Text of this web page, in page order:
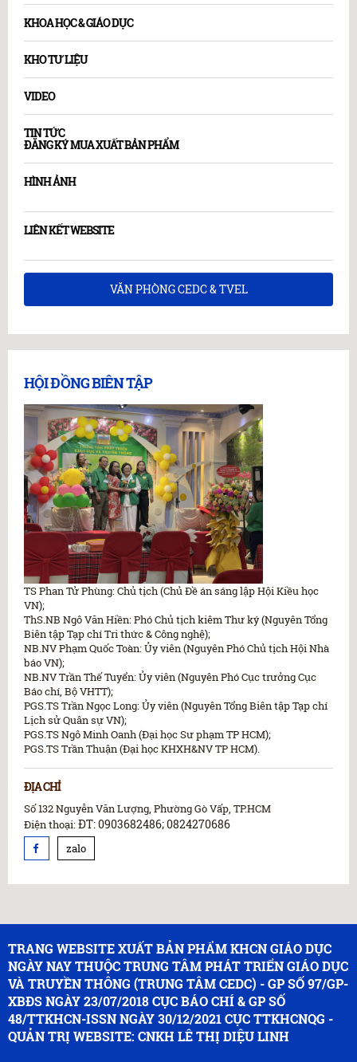
KHOA HỌC & GIÁO DỤC
KHO TƯ LIỆU
VIDEO
TIN TỨC
ĐĂNG KÝ MUA XUẤT BẢN PHẨM
HÌNH ẢNH
LIÊN KẾT WEBSITE
VĂN PHÒNG CEDC & TVEL
HỘI ĐỒNG BIÊN TẬP
TS Phan Tử Phùng: Chủ tịch (Chủ Đề án sáng lập Hội Kiều học
VN);
ThS.NB Ngô Văn Hiền: Phó Chủ tịch kiêm Thư ký (Nguyên Tổng
Biên tập Tạp chí Tri thức & Công nghệ);
NB.NV Phạm Quốc Toàn: Ủy viên (Nguyên Phó Chủ tịch Hội Nhà
báo VN);
NB.NV Trần Thế Tuyển: Ủy viên (Nguyên Phó Cục trưởng Cục
Báo chí, Bộ VHTT);
PGS.TS Trần Ngọc Long: Ủy viên (Nguyên Tổng Biên tập Tạp chí
Lịch sử Quân sự VN);
PGS.TS Ngô Minh Oanh (Đại học Sư phạm TP HCM);
PGS.TS Trần Thuận (Đại học KHXH&NV TP HCM).
ĐỊA CHỈ
Số 132 Nguyễn Văn Lượng, Phường Gò Vấp, TP.HCM
Điện thoại:ĐT: 0903682486; 0824270686
zalo
TRANG WEBSITE XUẤT BẢN PHẨM KHCN GIÁO DỤC
NGÀY NAY THUỘC TRUNG TÂM PHÁT TRIỂN GIÁO DỤC
VÀ TRUYỀN THÔNG (TRUNG TÂM CEDC) - GP SỐ 97/GP-
XBĐS NGÀY 23/07/2018 CỤC BÁO CHÍ & GP SỐ
48/TTKHCN-ISSN NGÀY 30/12/2021 CỤC TTKHCNQG -
QUẢN TRỊ WEBSITE: CNKH LÊ THỊ DIỆU LINH